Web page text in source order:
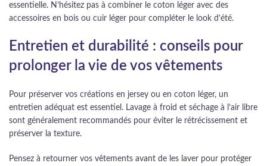
essentielle. N’hésitez pas à combiner le coton léger avec des
accessoires en bois ou cuir léger pour compléter le look d’été.
Entretien et durabilité : conseils pour
prolonger la vie de vos vêtements
Pour préserver vos créations en jersey ou en coton léger, un
entretien adéquat est essentiel. Lavage à froid et séchage à l’air libre
sont généralement recommandés pour éviter le rétrécissement et
préserver la texture.
Pensez à retourner vos vêtements avant de les laver pour protéger